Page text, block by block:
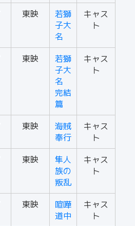
東映
若獅
子大
名
キャス
ト
東映
若獅
子大
名
完結
篇
キャス
ト
東映
海賊
奉行
キャス
ト
東映
隼人
族の
叛乱
キャス
ト
東映
喧嘩
道中
キャス
ト